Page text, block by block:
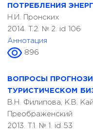
ПОТРЕБЛЕНИЯ
Н.И. Пронских
2014. T.2. № 2. id 106
Аннотация
896
ВОПРОСЫ
ТУРИСТИЧЕСКОМ
В.Н. Филипова, К.В.
Преображенский
2013. T.1. № 1. id 53